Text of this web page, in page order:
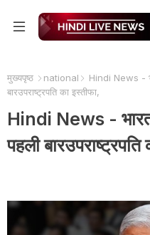
मुख्यपृष्ठ national
Hindi News -
बारउपराष्ट्रपति का इस्तीफा,
Hindi News -
पहली